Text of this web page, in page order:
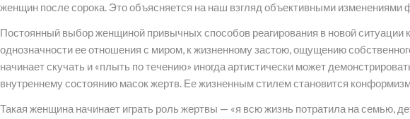
женщин после сорока. Это объясняется на наш взгляд объективными изменениями
Постоянный выбор женщиной привычных способов реагирования в новой
однозначности ее отношения с миром, к жизненному застою, ощущению
начинает скучать и «плыть по течению» иногда артистически может
внутреннему состоянию масок жертв. Ее жизненным стилем становится
Такая женщина начинает играть роль жертвы — «я всю жизнь потратила на семью,